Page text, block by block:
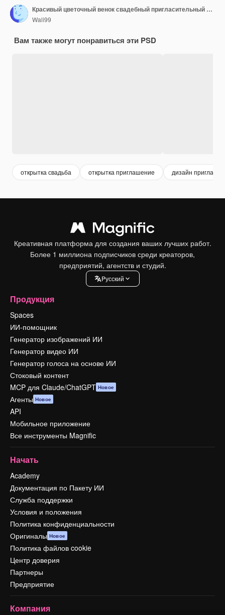
Красивый цветочный венок свадебный пригласительный билет шаблон PSD
Wali99
Вам также могут понравиться эти PSD
открытка свадьба открытка приглашение дизайн
Креативная платформа для создания ваших лучших работ.
Более 1 миллиона подписчиков среди креаторов,
предприятий, агентств и студий.
Pусский
Продукция
Spaces
ИИ-помощник
Генератор изображений ИИ
Генератор видео ИИ
Генератор голоса на основе ИИ
Стоковый контент
MCP для Claude/ChatGPT Новое
Агенты Новое
API
Мобильное приложение
Все инструменты Magnific
Начать
Academy
Документация по Пакету ИИ
Служба поддержки
Условия и положения
Политика конфиденциальности
Оригиналы Новое
Политика файлов cookie
Центр доверия
Партнеры
Предприятие
Компания